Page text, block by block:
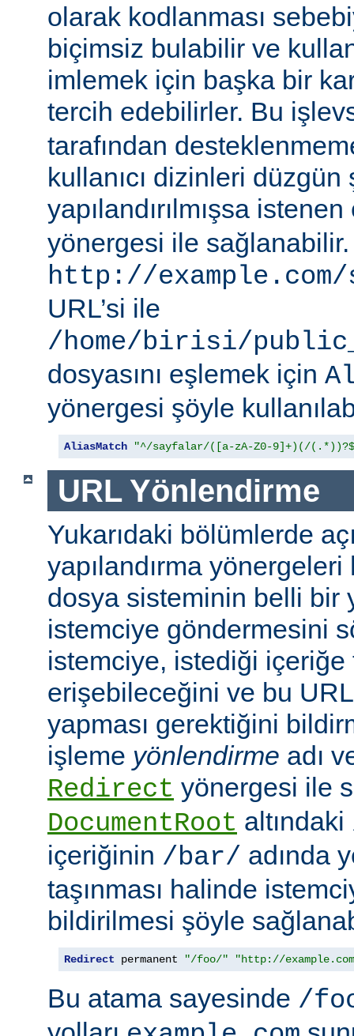
olarak kodlanması
biçimsiz bulabilir ve
imlemek için başka bir
tercih edebilirler. Bu
tarafından
kullanıcı dizinleri düzgün
yapılandırılmışsa
yönergesi ile
http://
URL’si ile
/home/birisi/
dosyasını eşlemek için
yönergesi şöyle
AliasMatch "^/sayfalar/([a-zA-Z0-9]+)(/
URL Yönlendirme
Yukarıdaki bölümlerde
yapılandırma yönergeleri
dosya sisteminin belli bir
istemciye göndermesini
istemciye, istediği içeriğe
erişebileceğini ve bu
yapması gerektiğini
işleme yönlendirme adı
Redirect yönergesi ile
DocumentRoot altındaki
içeriğinin /bar/ adında
taşınması halinde
bildirilmesi şöyle
Redirect permanent "/foo/" "http://
Bu atama sayesinde /